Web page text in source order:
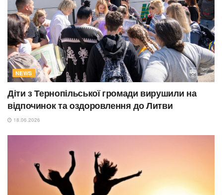
NEWS
Діти з Тернопільської громади вирушили на
відпочинок та оздоровлення до Литви
18.06.2026